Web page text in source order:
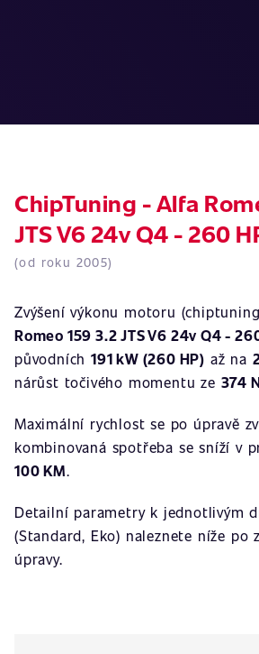
ChipTuning - Alfa
JTS V6 24v Q4 - 260
(od roku 2005)
Zvýšení výkonu motoru
Romeo 159 3.2 JTS V6 24v Q4 -
původních191 kW (260 HP) až na
nárůst točivého momentu ze 374
Maximální rychlost se po úpravě
kombinovaná spotřeba se sníží v
100 KM.
Detailní parametry k jednotlivým
(Standard, Eko) naleznete níže po
úpravy.